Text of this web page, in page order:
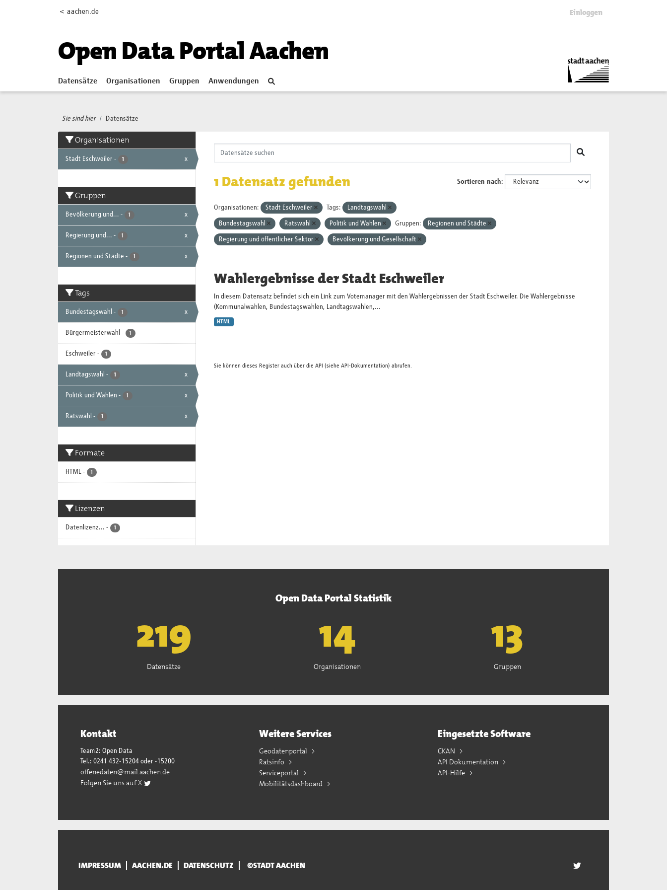
< aachen.de Einloggen
Open Data Portal Aachen
Datensätze Organisationen Gruppen Anwendungen
Sie sind hier Datensätze
Organisationen
Stadt Eschweiler - 1 x
Gruppen
Bevölkerung und... - 1 x
Regierung und... - 1 x
Regionen und Städte - 1 x
Tags
Bundestagswahl - 1 x
Bürgermeisterwahl - 1
Eschweiler - 1
Landtagswahl - 1 x
Politik und Wahlen - 1 x
Ratswahl - 1 x
Formate
HTML - 1
Lizenzen
Datenlizenz... - 1
Sortieren nach
1 Datensatz gefunden
Organisationen: Stadt Eschweiler Tags: Landtagswahl
Bundestagswahl Ratswahl Politik und Wahlen Gruppen: Regionen und Städte
Regierung und öffentlicher Sektor Bevölkerung und Gesellschaft
Wahlergebnisse der Stadt Eschweiler
In diesem Datensatz befindet sich ein Link zum Votemanager mit den Wahlergebnissen der Stadt Eschweiler. Die Wahlergebnisse
(Kommunalwahlen, Bundestagswahlen, Landtagswahlen,...
HTML
Sie können dieses Register auch über die API (siehe API-Dokumentation) abrufen.
Open Data Portal Statistik
222
Datensätze
15
Organisationen
13
Gruppen
Kontakt
Team2: Open Data
Tel.: 0241 432-15204 oder -15200
offenedaten@mail.aachen.de
Folgen Sie uns auf X
Weitere Services
Geodatenportal
Ratsinfo
Serviceportal
Mobilitätsdashboard
Eingesetzte Software
CKAN
API Dokumentation
API-Hilfe
IMPRESSUM AACHEN.DE DATENSCHUTZ ©STADT AACHEN